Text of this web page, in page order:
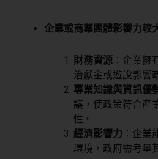
企業或商業團體影響力較
財務資源 ：企業擁
治獻金或遊說影響
專業知識與資訊優
議，使政策符合產
性。
經濟影響力 ：企業
環境，政府需考量